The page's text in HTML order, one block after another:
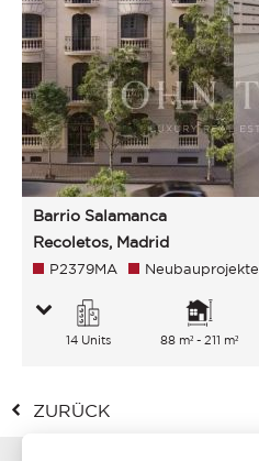
Barrio Salamanca
Recoletos, Madrid
P2379MA Neubauprojekte
14 Units 88 m² - 211 m²
ZURÜCK